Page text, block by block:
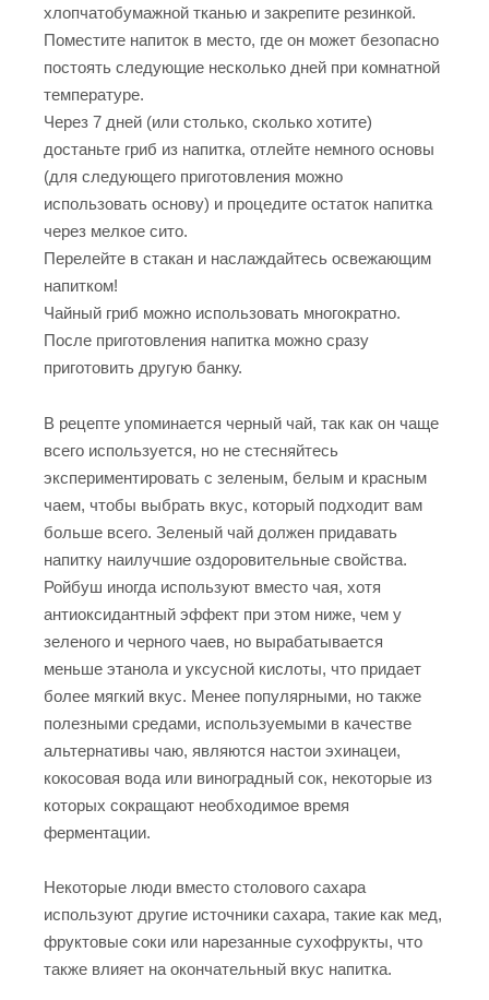
хлопчатобумажной тканью и закрепите резинкой.
Поместите напиток в место, где он может безопасно
постоять следующие несколько дней при комнатной
температуре.
Через 7 дней (или столько, сколько хотите)
достаньте гриб из напитка, отлейте немного основы
(для следующего приготовления можно
использовать основу) и процедите остаток напитка
через мелкое сито.
Перелейте в стакан и наслаждайтесь освежающим
напитком!
Чайный гриб можно использовать многократно.
После приготовления напитка можно сразу
приготовить другую банку.
В рецепте упоминается черный чай, так как он чаще
всего используется, но не стесняйтесь
экспериментировать с зеленым, белым и красным
чаем, чтобы выбрать вкус, который подходит вам
больше всего. Зеленый чай должен придавать
напитку наилучшие оздоровительные свойства.
Ройбуш иногда используют вместо чая, хотя
антиоксидантный эффект при этом ниже, чем у
зеленого и черного чаев, но вырабатывается
меньше этанола и уксусной кислоты, что придает
более мягкий вкус. Менее популярными, но также
полезными средами, используемыми в качестве
альтернативы чаю, являются настои эхинацеи,
кокосовая вода или виноградный сок, некоторые из
которых сокращают необходимое время
ферментации.
Некоторые люди вместо столового сахара
используют другие источники сахара, такие как мед,
фруктовые соки или нарезанные сухофрукты, что
также влияет на окончательный вкус напитка.